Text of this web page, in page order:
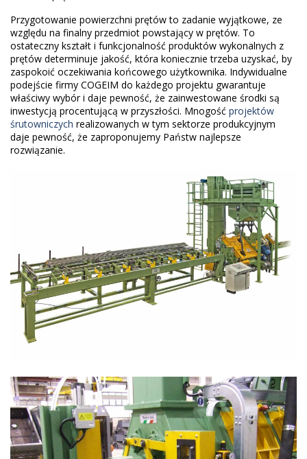
Śrutownice specjalistyczne
Kompresory RS
Kompresory RS - Direkt
Kompresory bezolejowe
Doprężacze RS-M
LINIE TECHNOLOGICZNE
Przygotowanie powierzchni
Transport technologiczny
ZASTOSOWANIE
Przygotowanie powierzchni prętów to zadanie wyjątkowe, ze
względu na finalny przedmiot powstający w prętów. To
ostateczny kształt i funkcjonalność produktów wykonalnych z
prętów determinuje jakość, która koniecznie trzeba uzyskać, by
zaspokoić oczekiwania końcowego użytkownika. Indywidualne
podejście firmy COGEIM do każdego projektu gwarantuje
właściwy wybór i daje pewność, że zainwestowane środki są
inwestycją procentującą w przyszłości. Mnogośćprojektów
śrutowniczych realizowanych w tym sektorze produkcyjnym
daje pewność, że zaproponujemy Państw najlepsze
rozwiązanie.